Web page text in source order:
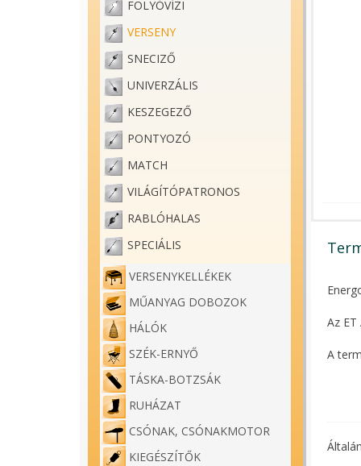
FOLYÓVÍZI
VERSENY
SNECIZŐ
UNIVERZÁLIS
KESZEGEZŐ
PONTYOZÓ
MATCH
VILÁGÍTÓPATRONOS
RABLÓHALAS
SPECIÁLIS
VERSENYKELLÉKEK
MŰANYAG DOBOZOK
HÁLÓK
SZÉK-ERNYŐ
TÁSKA-BOTZSÁK
RUHÁZAT
CSÓNAK, CSÓNAKMOTOR
KIEGÉSZÍTŐK
Az
A
A